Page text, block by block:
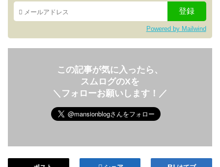
Powered by Mailwind
この記事が気に入ったら、
スムログのXを
＼フォローお願いします！／